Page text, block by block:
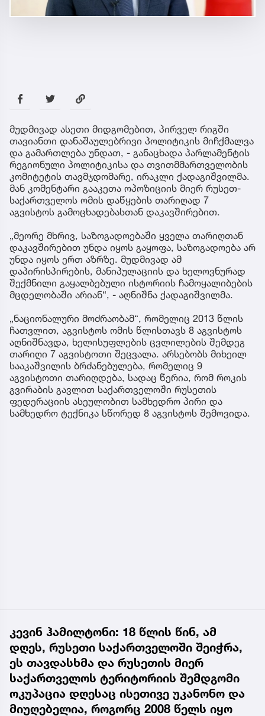
მუდმივად ასეთი მიდგომებით, პირველ რიგში
თავიანთი დანაშაულებრივი პოლიტიკის მიჩქმალვა
და გამართლება უნდათ, - განაცხადა პარლამენტის
რეგიონული პოლიტიკისა და თვითმმართველობის
კომიტეტის თავმჯდომარე, ირაკლი ქადაგიშვილმა.
მან კომენტარი გააკეთა ოპოზიციის მიერ რუსეთ-
საქართველოს ომის დაწყების თარიღად 7
აგვისტოს გამოცხადებასთან დაკავშირებით.
„მეორე მხრივ, საზოგადოებაში ყველა თარიღთან
დაკავშირებით უნდა იყოს გაყოფა, საზოგადოება არ
უნდა იყოს ერთ აზრზე. მუდმივად ამ
დაპირისპირების, მანიპულაციის და ხელოვნურად
შექმნილი გაყალბებული ისტორიის ჩამოყალიბების
მცდელობაში არიან“, - აღნიშნა ქადაგიშვილმა.
„ნაციონალური მოძრაობამ“, რომელიც 2013 წლის
ჩათვლით, აგვისტოს ომის წლისთავს 8 აგვისტოს
აღნიშნავდა, ხელისუფლების ცვლილების შემდეგ
თარიღი 7 აგვისტოთი შეცვალა. არსებობს მიხეილ
სააკაშვილის ბრძანებულება, რომელიც 9
აგვისტოთი თარიღდება, სადაც წერია, რომ როკის
გვირაბის გავლით საქართველოში რუსეთის
ფედერაციის ასეულობით სამხედრო პირი და
სამხედრო ტექნიკა სწორედ 8 აგვისტოს შემოვიდა.
კევინ ჰამილტონი: 18 წლის წინ, ამ
დღეს, რუსეთი საქართველოში შეიჭრა,
ეს თავდასხმა და რუსეთის მიერ
საქართველოს ტერიტორიის შემდგომი
ოკუპაცია დღესაც ისეთივე უკანონო და
მიუღებელია, როგორც 2008 წელს იყო